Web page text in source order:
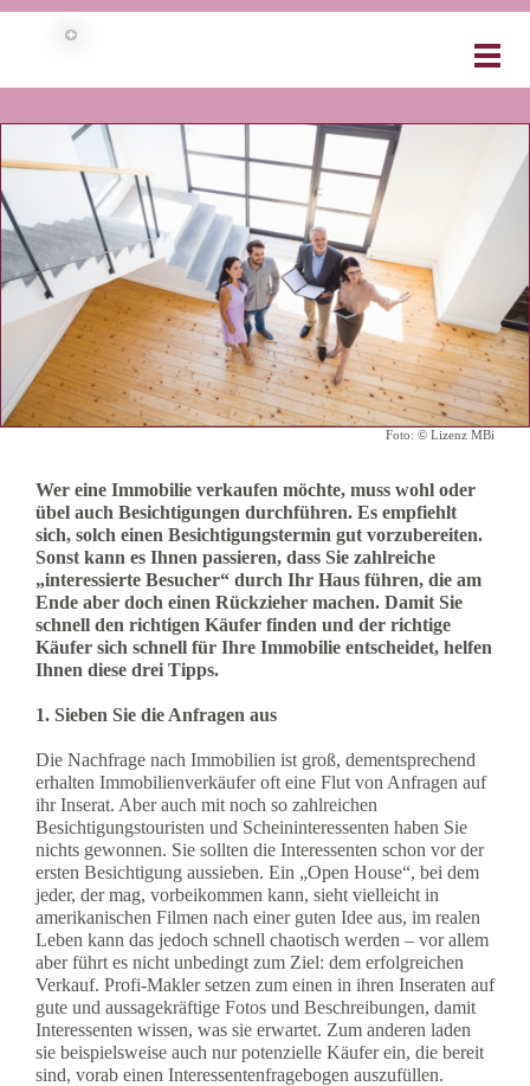
3 TIPPS FÜR EINE ERFOLGREICHE
Foto: © Lizenz MBi
Wer eine Immobilie verkaufen möchte, muss wohl oder
übel auch Besichtigungen durchführen. Es empfiehlt
sich, solch einen Besichtigungstermin gut vorzubereiten.
Sonst kann es Ihnen passieren, dass Sie zahlreiche
„interessierte Besucher“ durch Ihr Haus führen, die am
Ende aber doch einen Rückzieher machen. Damit Sie
schnell den richtigen Käufer finden und der richtige
Käufer sich schnell für Ihre Immobilie entscheidet, helfen
Ihnen diese drei Tipps.
1. Sieben Sie die Anfragen aus
Die Nachfrage nach Immobilien ist groß, dementsprechend
erhalten Immobilienverkäufer oft eine Flut von Anfragen auf
ihr Inserat. Aber auch mit noch so zahlreichen
Besichtigungstouristen und Scheininteressenten haben Sie
nichts gewonnen. Sie sollten die Interessenten schon vor der
ersten Besichtigung aussieben. Ein „Open House“, bei dem
jeder, der mag, vorbeikommen kann, sieht vielleicht in
amerikanischen Filmen nach einer guten Idee aus, im realen
Leben kann das jedoch schnell chaotisch werden – vor allem
aber führt es nicht unbedingt zum Ziel: dem erfolgreichen
Verkauf. Profi-Makler setzen zum einen in ihren Inseraten auf
gute und aussagekräftige Fotos und Beschreibungen, damit
Interessenten wissen, was sie erwartet. Zum anderen laden
sie beispielsweise auch nur potenzielle Käufer ein, die bereit
sind, vorab einen Interessentenfragebogen auszufüllen.